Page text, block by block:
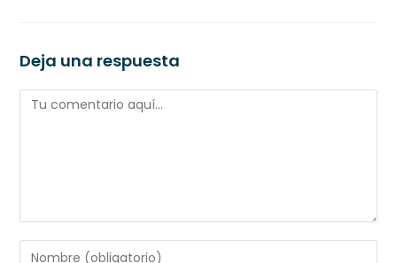
Deja una respuesta